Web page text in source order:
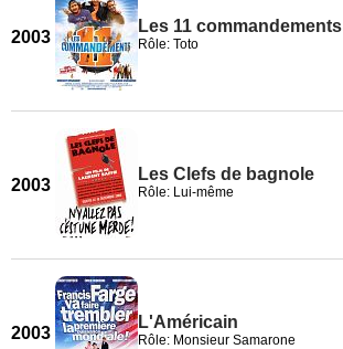
2003
Les 11 commandements
Rôle: Toto
2003
Les Clefs de bagnole
Rôle: Lui-même
2003
L'Américain
Rôle: Monsieur Samarone